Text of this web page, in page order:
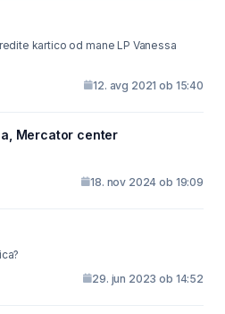
kartico od mane LP Vanessa
12. avg 2021 ob 15:40
Mercator center
18. nov 2024 ob 19:09
29. jun 2023 ob 14:52